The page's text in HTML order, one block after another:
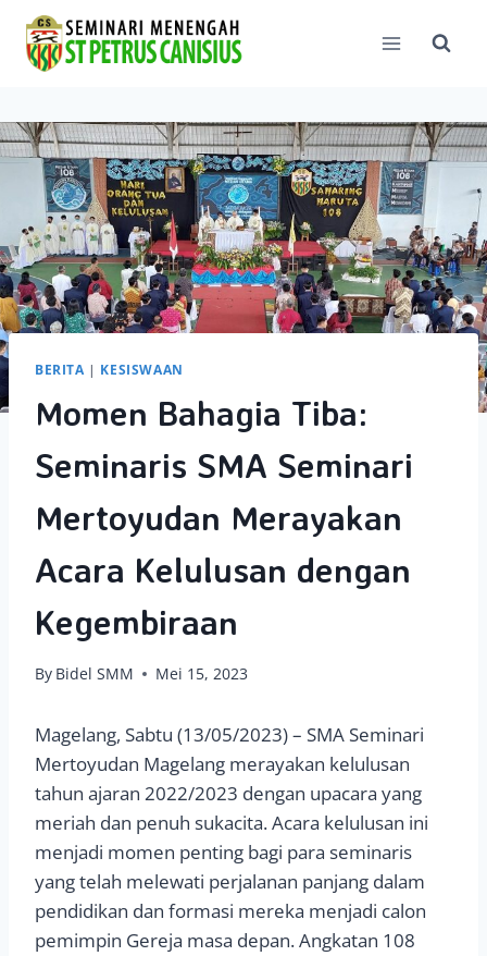
content
BERITA | KESISWAAN
Momen Bahagia Tiba:
Seminaris SMA Seminari
Mertoyudan Merayakan
Acara Kelulusan dengan
Kegembiraan
By Bidel SMM Mei 15, 2023
Magelang, Sabtu (13/05/2023) – SMA Seminari
Mertoyudan Magelang merayakan kelulusan
tahun ajaran 2022/2023 dengan upacara yang
meriah dan penuh sukacita. Acara kelulusan ini
menjadi momen penting bagi para seminaris
yang telah melewati perjalanan panjang dalam
pendidikan dan formasi mereka menjadi calon
pemimpin Gereja masa depan. Angkatan 108